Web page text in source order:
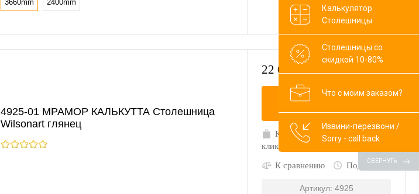
3660mm 2400mm
4925-01 МРАМОР КАЛЬКУТТА Столешница
Wilsonart глянец
22 000 руб./ шт
В корзину
Купить в 1
клик
избранное
К сравнению Под заказ
Артикул: 4925
Калькулятор
Столешницы
Столешницы со
скидкой 10-80%
Что с моим заказом?
Извини-перезвони /
Sorry - call back
СВЕРНУТЬ